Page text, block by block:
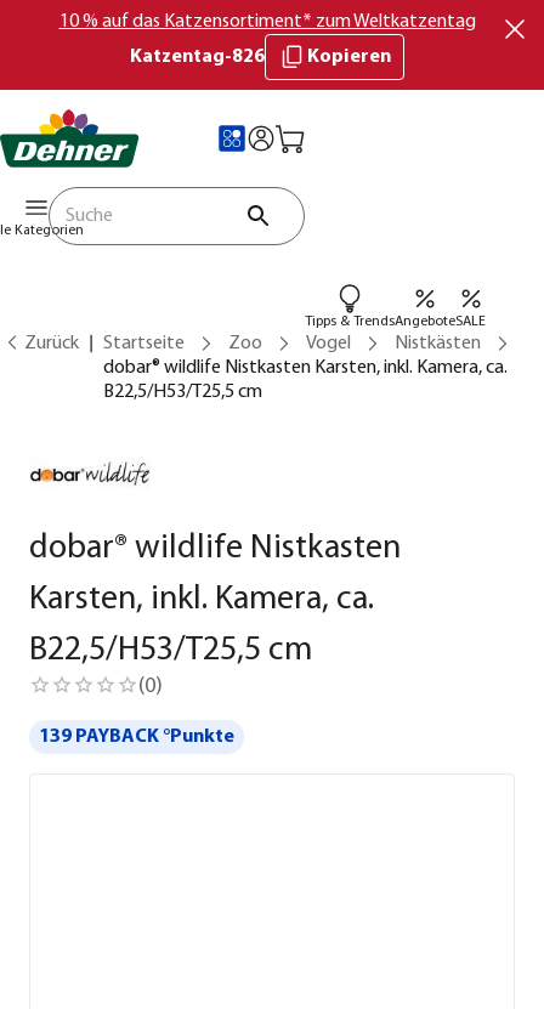
10 % auf das Katzensortiment* zum Weltkatzentag
Katzentag-826
Kopieren
Kategorien
Tipps & TrendsAngeboteSALE
Zurück Startseite Zoo Vogel
Nistkästen
dobar® wildlife Nistkasten Karsten, inkl. Kamera, ca.
B22,5/H53/T25,5 cm
dobar® wildlife Nistkasten
Karsten, inkl. Kamera, ca.
B22,5/H53/T25,5 cm
(0)
139 PAYBACK °Punkte